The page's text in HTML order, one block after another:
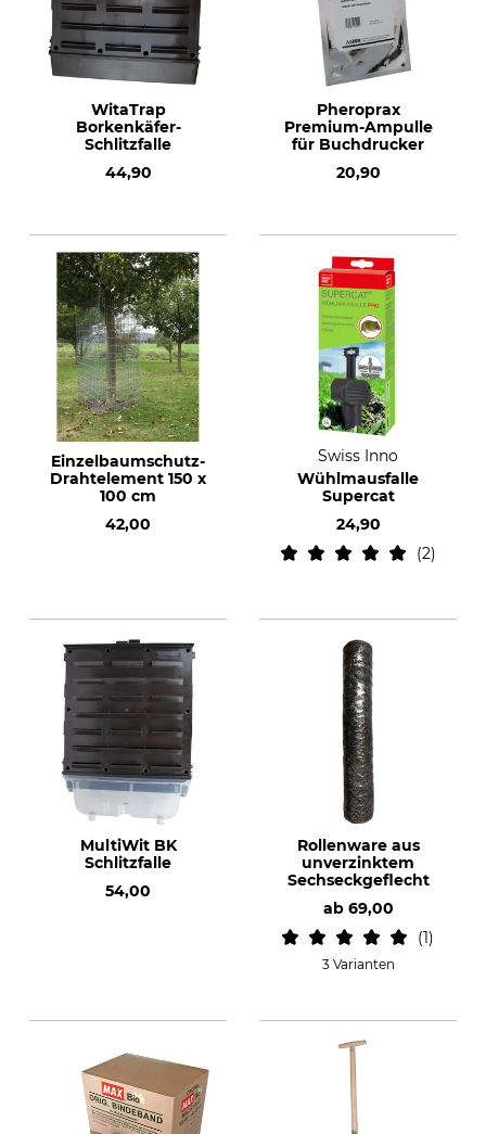
WitaTrap
Borkenkäfer-
Schlitzfalle
44,90
Pheroprax
Premium-Ampulle
für Buchdrucker
20,90
Einzelbaumschutz-
Drahtelement 150 x
100 cm
42,00
Swiss Inno
Wühlmausfalle
Supercat
24,90
2
MultiWit BK
Schlitzfalle
54,00
Rollenware aus
unverzinktem
Sechseckgeflecht
ab 69,00
1
3 Varianten